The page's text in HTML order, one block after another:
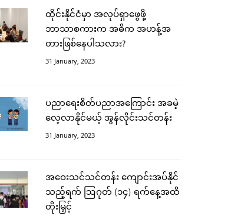
ထိုင်းနိုင်ငံမှာ အလုပ်ရှာဖွေဖို့
ဘာသာစကားက အဓိက အဟန့်အ
တားဖြစ်နေပါသလား?
31 January, 2023
ပညာရေးစိတ်ပညာအကြောင်း အခမဲ့
လေ့လာနိုင်မယ့် အွန်လိုင်းသင်တန်း
31 January, 2023
အဝေးသင်သင်တန်း ကျောင်းအပ်နိုင်
သည့်ရက် ဩဂုတ် (၁၄) ရက်နေ့အထိ
တိုးမြှင့်